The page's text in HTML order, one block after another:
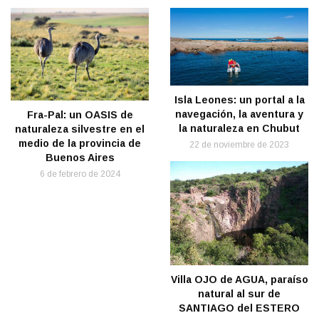
Fra-Pal: un OASIS de
naturaleza silvestre en el
medio de la provincia de
Buenos Aires
6 de febrero de 2024
Isla Leones: un portal a la
navegación, la aventura y
la naturaleza en Chubut
22 de noviembre de 2023
Villa OJO de AGUA, paraíso
natural al sur de
SANTIAGO del ESTERO